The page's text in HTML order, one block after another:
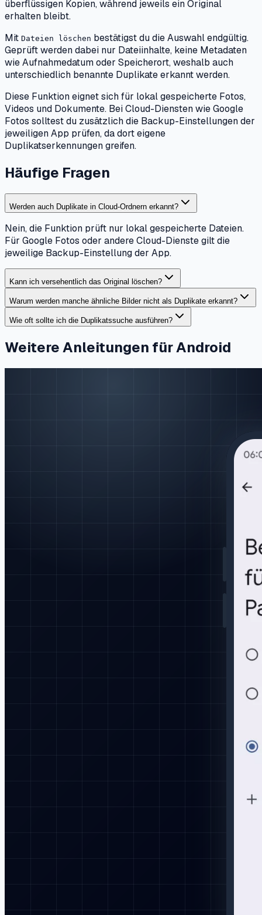
überflüssigen Kopien, während jeweils ein Original
erhalten bleibt.
Mit Dateien löschen bestätigst du die Auswahl endgültig.
Geprüft werden dabei nur Dateiinhalte, keine Metadaten
wie Aufnahmedatum oder Speicherort, weshalb auch
unterschiedlich benannte Duplikate erkannt werden.
Diese Funktion eignet sich für lokal gespeicherte Fotos,
Videos und Dokumente. Bei Cloud-Diensten wie Google
Fotos solltest du zusätzlich die Backup-Einstellungen der
jeweiligen App prüfen, da dort eigene
Duplikatserkennungen greifen.
Häufige Fragen
Werden auch Duplikate in Cloud-Ordnern erkannt?
Nein, die Funktion prüft nur lokal gespeicherte Dateien.
Für Google Fotos oder andere Cloud-Dienste gilt die
jeweilige Backup-Einstellung der App.
Kann ich versehentlich das Original löschen?
Warum werden manche ähnliche Bilder nicht als Duplikate erkannt?
Wie oft sollte ich die Duplikatssuche ausführen?
Weitere Anleitungen für Android